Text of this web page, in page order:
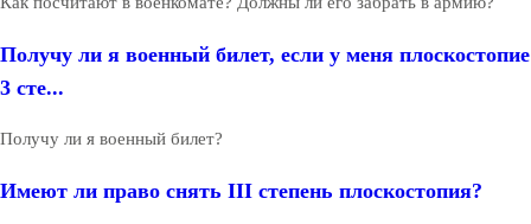
Получу ли я военный билет, если у меня плоскостопие
3 сте...
Получу ли я военный билет?
Имеют ли право снять III степень плоскостопия?